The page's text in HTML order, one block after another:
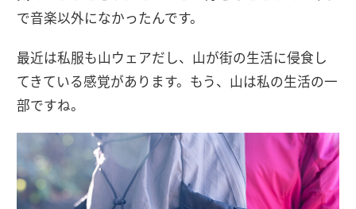
で音楽以外になかったんです。
最近は私服も山ウェアだし、山が街の生活に侵食し
てきている感覚があります。もう、山は私の生活の一
部ですね。